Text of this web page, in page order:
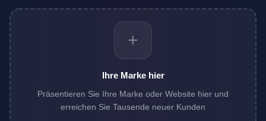
+
Ihre Marke hier
Präsentieren Sie Ihre Marke oder Website hier und
erreichen Sie Tausende neuer Kunden